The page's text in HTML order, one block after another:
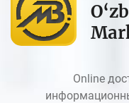
Online